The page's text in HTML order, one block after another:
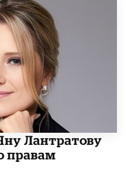
Лантратову
правам